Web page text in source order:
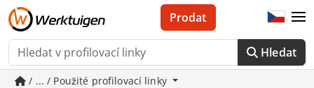
Hledat
Prodat
/ ... / Použité profilovací linky